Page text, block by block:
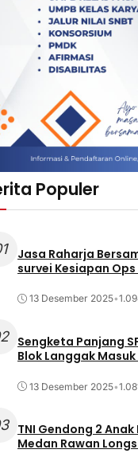
Populer
Jasa Raharja
survei Kesiapan
13 Desember 2025•
Sengketa Panjang
Blok Langgak
13 Desember 2025•
TNI Gendong 2
Medan Rawan